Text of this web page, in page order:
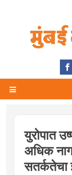
युरोपात
अधिक
सतर्कतेचा